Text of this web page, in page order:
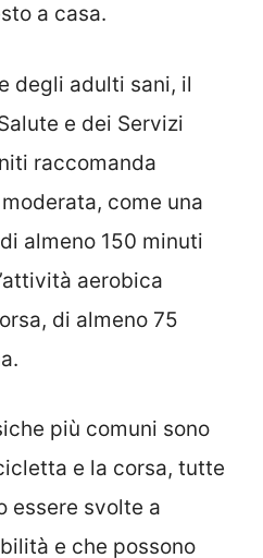
a casa.
degli adulti sani, il
e dei Servizi
raccomanda
come una
almeno 150 minuti
aerobica
di almeno 75
più comuni sono
e la corsa, tutte
essere svolte a
e che possono